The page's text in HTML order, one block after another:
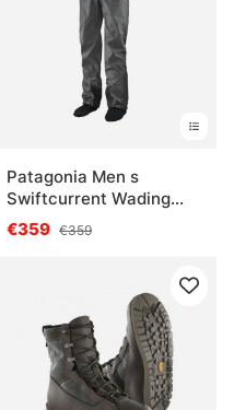
Patagonia Men s
Swiftcurrent Wading
Pants
€359 €359